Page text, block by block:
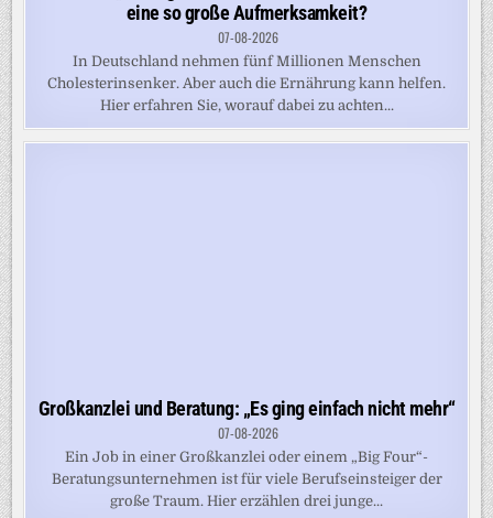
eine so große Aufmerksamkeit?
07-08-2026
In Deutschland nehmen fünf Millionen Menschen
Cholesterinsenker. Aber auch die Ernährung kann helfen.
Hier erfahren Sie, worauf dabei zu achten...
Großkanzlei und Beratung: „Es ging einfach nicht mehr“
07-08-2026
Ein Job in einer Großkanzlei oder einem „Big Four“-
Beratungsunternehmen ist für viele Berufseinsteiger der
große Traum. Hier erzählen drei junge...